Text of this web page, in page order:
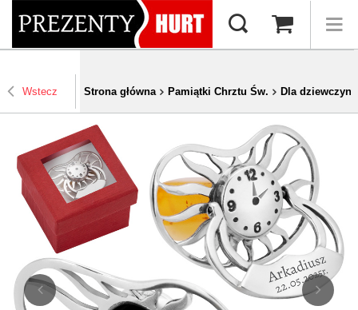
Wstecz Strona główna Pamiątki Chrztu Św. Dla